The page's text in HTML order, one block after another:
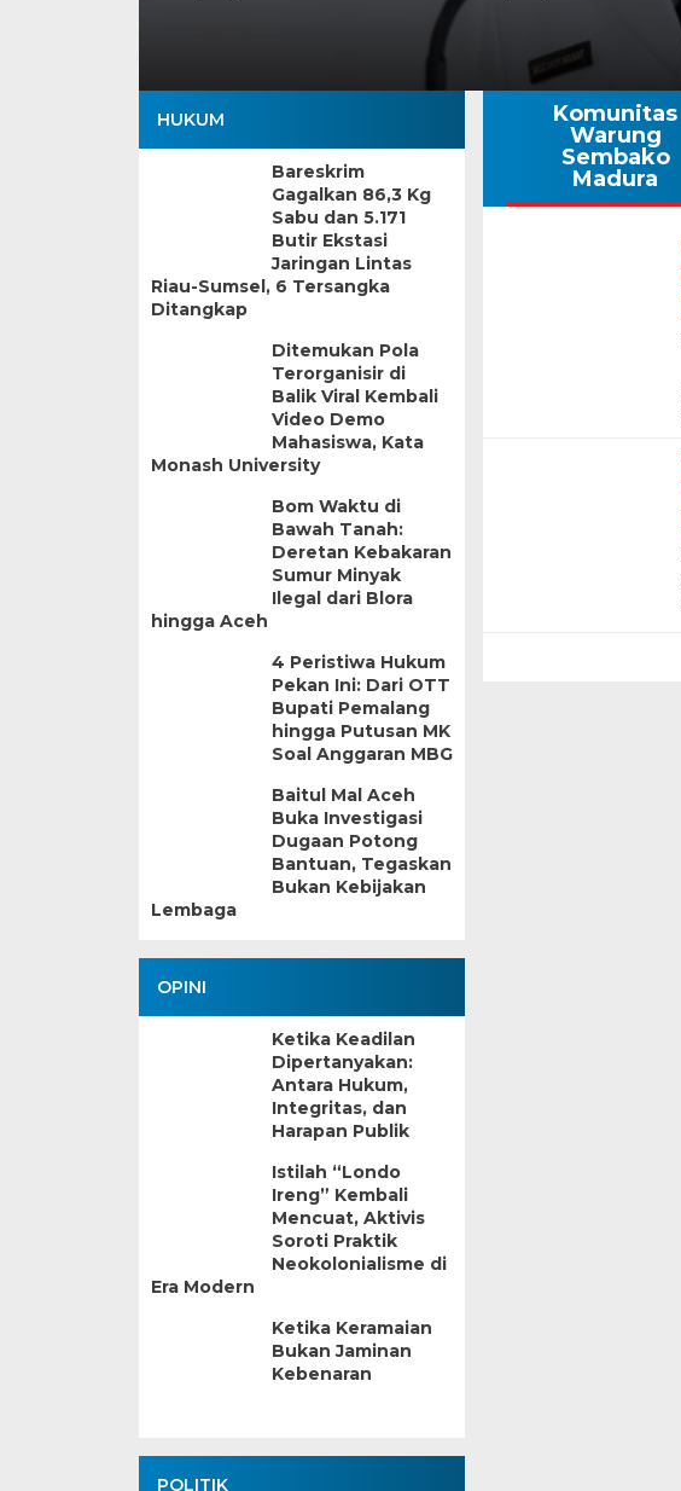
HUKUM
Bareskrim
Gagalkan 86,3 Kg
Sabu dan 5.171
Butir Ekstasi
Jaringan Lintas
Riau-Sumsel, 6 Tersangka
Ditangkap
Ditemukan Pola
Terorganisir di
Balik Viral Kembali
Video Demo
Mahasiswa, Kata
Monash University
Bom Waktu di
Bawah Tanah:
Deretan Kebakaran
Sumur Minyak
Ilegal dari Blora
hingga Aceh
4 Peristiwa Hukum
Pekan Ini: Dari OTT
Bupati Pemalang
hingga Putusan MK
Soal Anggaran MBG
Baitul Mal Aceh
Buka Investigasi
Dugaan Potong
Bantuan, Tegaskan
Bukan Kebijakan
Lembaga
OPINI
Ketika Keadilan
Dipertanyakan:
Antara Hukum,
Integritas, dan
Harapan Publik
Istilah “Londo
Ireng” Kembali
Mencuat, Aktivis
Soroti Praktik
Neokolonialisme di
Era Modern
Ketika Keramaian
Bukan Jaminan
Kebenaran
POLITIK
Komunitas
Warung
Sembako
Madura